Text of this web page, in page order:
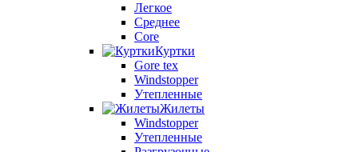
Легкое
Среднее
Core
Куртки
Gore tex
Windstopper
Утепленные
Жилеты
Windstopper
Утепленные